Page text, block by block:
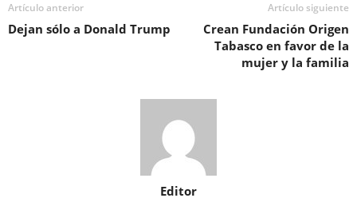
Artículo anterior
Dejan sólo a Donald Trump
Artículo siguiente
Crean Fundación Origen
Tabasco en favor de la
mujer y la familia
Editor